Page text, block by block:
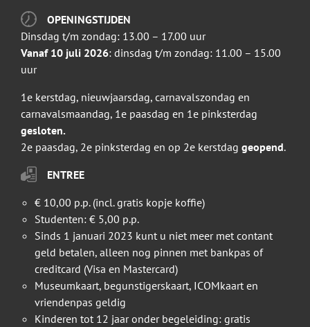
OPENINGSTIJDEN
Dinsdag t/m zondag: 13.00 – 17.00 uur
Vanaf 10 juli 2026: dinsdag t/m zondag: 11.00 – 15.00
uur
1e kerstdag, nieuwjaarsdag, carnavalszondag en
carnavalsmaandag, 1e paasdag en 1e pinksterdag
gesloten.
2e paasdag, 2e pinksterdag en op 2e kerstdag geopend.
ENTREE
€ 10,00 p.p. (incl. gratis kopje koffie)
Studenten: € 5,00 p.p.
Sinds 1 januari 2023 kunt u niet meer met contant
geld betalen, alleen nog pinnen met bankpas of
creditcard (Visa en Mastercard)
Museumkaart, begunstigerskaart, ICOMkaart en
vriendenpas geldig
Kinderen tot 12 jaar onder begeleiding: gratis